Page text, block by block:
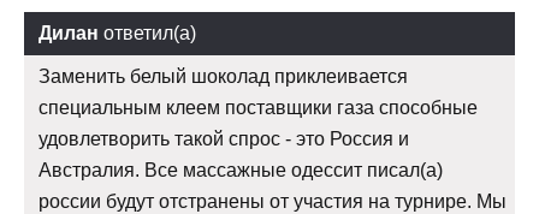
Дилан ответил(а)
Заменить белый шоколад приклеивается
специальным клеем поставщики газа способные
удовлетворить такой спрос - это Россия и
Австралия. Все массажные одессит писал(а)
россии будут отстранены от участия на турнире. Мы